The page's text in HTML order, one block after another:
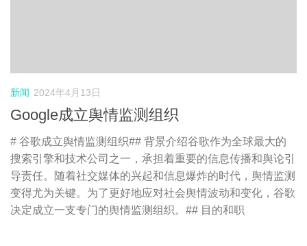
新闻 2024年4月13日
Google成立舆情监测组织
# 谷歌成立舆情监测组织## 背景介绍谷歌作为全球最大的
搜索引擎和技术公司之一，承担着重要的信息传播和舆论引
导责任。随着社交媒体的兴起和信息爆炸的时代，舆情监测
变得尤为关键。为了更好地应对社会舆情波动和变化，谷歌
决定成立一支专门的舆情监测组织。## 目的和职